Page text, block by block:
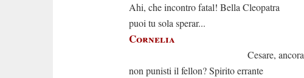
Ahi, che incontro fatal! Bella Cleopatra
puoi tu sola sperar...
Cornelia
Cesare, ancora
non punisti il fellon? Spirito errante